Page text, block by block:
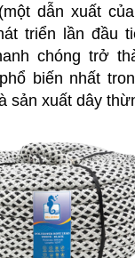
dẫn xuất
triển lần đầu
chóng trở
biến nhất
sản xuất dây